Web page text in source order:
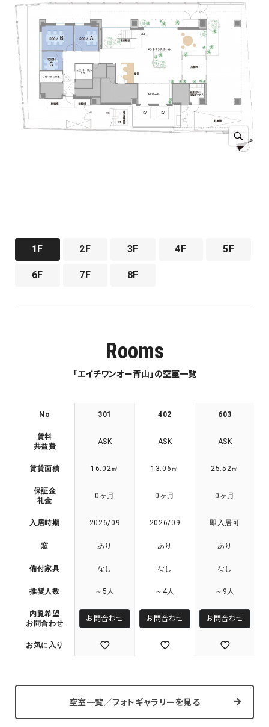
1F 2F 3F 4F 5F
6F 7F 8F
Rooms
「エイチワンオー青山」の空室一覧
No
賃料
共益費
賃貸面積
保証金
礼金
入居時期
窓
備付家具
推奨人数
内覧希望
お問合わせ
お気に入り
301
ASK
16.02㎡
0ヶ月
2026/09
あり
なし
～5人
お問合わせ
402
ASK
13.06㎡
0ヶ月
2026/09
あり
なし
～4人
お問合わせ
603
ASK
25.52㎡
0ヶ月
即入居可
あり
なし
～9人
お問合わせ
空室一覧／フォトギャラリーを見る